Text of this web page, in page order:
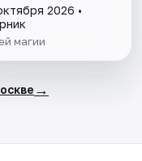
2026 •
магии
→